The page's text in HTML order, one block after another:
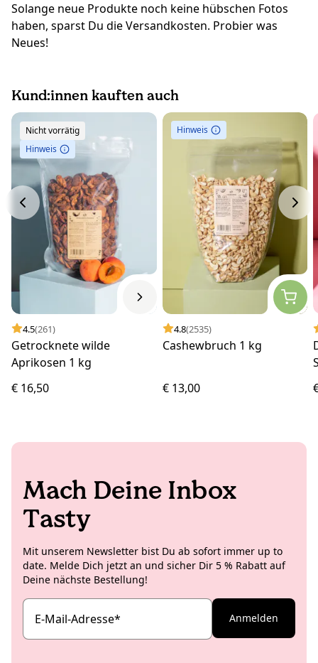
Solange neue Produkte noch keine hübschen Fotos
haben, sparst Du die Versandkosten. Probier was
Neues!
Kund:innen kauften auch
Nicht vorrätig
Hinweis
4.5(261)
Getrocknete wilde
Aprikosen 1 kg
€ 16,50
Hinweis
4.8(2535)
Cashewbruch 1 kg
€ 13,00
Mach Deine Inbox
Tasty
Mit unserem Newsletter bist Du ab sofort immer up to
date. Melde Dich jetzt an und sicher Dir 5 % Rabatt auf
Deine nächste Bestellung!
E-Mail-Adresse* Anmelden